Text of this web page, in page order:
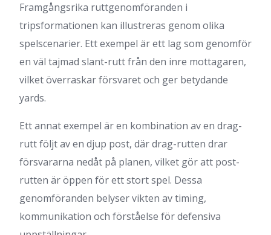
Framgångsrika ruttgenomföranden i
tripsformationen kan illustreras genom olika
spelscenarier. Ett exempel är ett lag som genomför
en väl tajmad slant-rutt från den inre mottagaren,
vilket överraskar försvaret och ger betydande
yards.
Ett annat exempel är en kombination av en drag-
rutt följt av en djup post, där drag-rutten drar
försvararna nedåt på planen, vilket gör att post-
rutten är öppen för ett stort spel. Dessa
genomföranden belyser vikten av timing,
kommunikation och förståelse för defensiva